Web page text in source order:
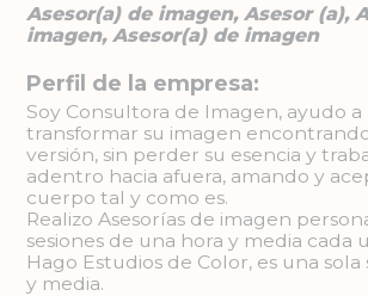
Asesor(a) de imagen, Asesor (a),
imagen, Asesor(a) de imagen
Perfil de la empresa:
Soy Consultora de Imagen, ayudo a
transformar su imagen
versión, sin perder su esencia y
adentro hacia afuera, amando y
cuerpo tal y como es.
Realizo Asesorías de imagen
sesiones de una hora y media cada
Hago Estudios de Color, es una sola
y media.